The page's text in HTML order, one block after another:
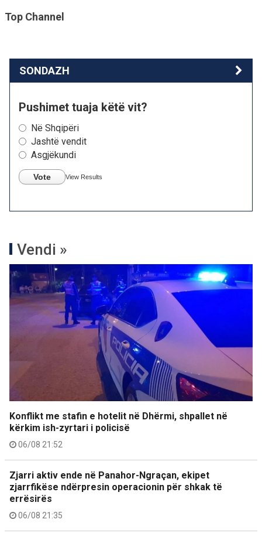
Top Channel
SONDAZH
Pushimet tuaja këtë vit?
Në Shqipëri
Jashtë vendit
Asgjëkundi
Vote View Results
Vendi »
Konflikt me stafin e hotelit në Dhërmi, shpallet në
kërkim ish-zyrtari i policisë
06/08 21:52
Zjarri aktiv ende në Panahor-Ngraçan, ekipet
zjarrfikëse ndërpresin operacionin për shkak të
errësirës
06/08 21:35